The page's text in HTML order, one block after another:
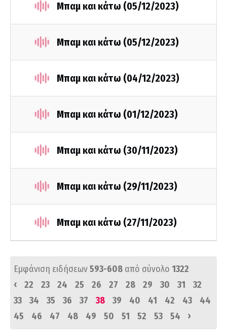
Μπαμ και κάτω (05/12/2023)
Μπαμ και κάτω (05/12/2023)
Μπαμ και κάτω (04/12/2023)
Μπαμ και κάτω (01/12/2023)
Μπαμ και κάτω (30/11/2023)
Μπαμ και κάτω (29/11/2023)
Μπαμ και κάτω (27/11/2023)
Εμφάνιση ειδήσεων593-608 από σύνολο 1322
‹
22 23 24 25 26 27 28 29 30 31
32
33
34 35 36 37 38 39 40 41 42 43
44
45
46 47 48 49 50 51 52 53 54 ›